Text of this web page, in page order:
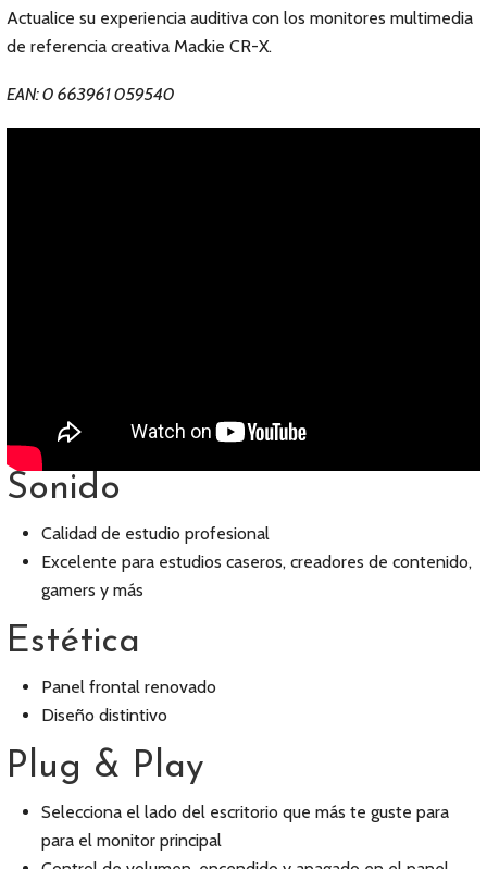
Actualice su experiencia auditiva con los monitores multimedia
de referencia creativa Mackie CR-X.
EAN: 0 663961 059540
Sonido
Calidad de estudio profesional
Excelente para estudios caseros, creadores de contenido,
gamers y más
Estética
Panel frontal renovado
Diseño distintivo
Plug & Play
Selecciona el lado del escritorio que más te guste para
para el monitor principal